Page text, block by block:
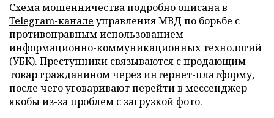
Схема мошенничества подробно описана в
Telegram-канале управления МВД по борьбе с
противоправным использованием
информационно-коммуникационных технологий
(УБК). Преступники связываются с продающим
товар гражданином через интернет-платформу,
после чего уговаривают перейти в мессенджер
якобы из-за проблем с загрузкой фото.